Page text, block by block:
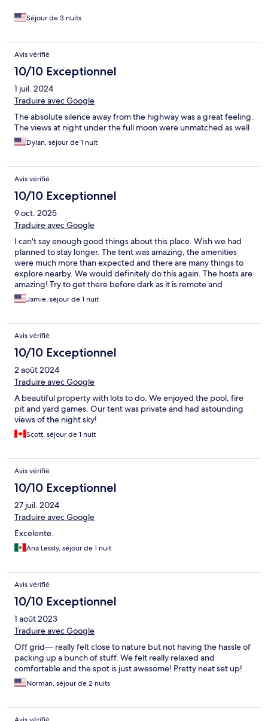
Séjour de 3 nuits
Avis vérifié
10/10 Exceptionnel
1 juil. 2024
Traduire avec Google
The absolute silence away from the highway was a great feeling.
The views at night under the full moon were unmatched as well
Dylan, séjour de 1 nuit
Avis vérifié
10/10 Exceptionnel
9 oct. 2025
Traduire avec Google
I can't say enough good things about this place. Wish we had
planned to stay longer. The tent was amazing, the amenities
were much more than expected and there are many things to
explore nearby. We would definitely do this again. The hosts are
amazing! Try to get there before dark as it is remote and
daylight makes it easier to navigate on your first time in.
Jamie, séjour de 1 nuit
Avis vérifié
10/10 Exceptionnel
2 août 2024
Traduire avec Google
A beautiful property with lots to do. We enjoyed the pool, fire
pit and yard games. Our tent was private and had astounding
views of the night sky!
Scott, séjour de 1 nuit
Avis vérifié
10/10 Exceptionnel
27 juil. 2024
Traduire avec Google
Excelente.
Ana Lessly, séjour de 1 nuit
Avis vérifié
10/10 Exceptionnel
1 août 2023
Traduire avec Google
Off grid— really felt close to nature but not having the hassle of
packing up a bunch of stuff. We felt really relaxed and
comfortable and the spot is just awesome! Pretty neat set up!
Norman, séjour de 2 nuits